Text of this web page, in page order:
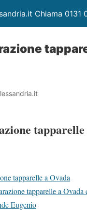
Chiama 0131
tapparelle
tapparelle a Ovada
tapparelle a Ovada
Eugenio